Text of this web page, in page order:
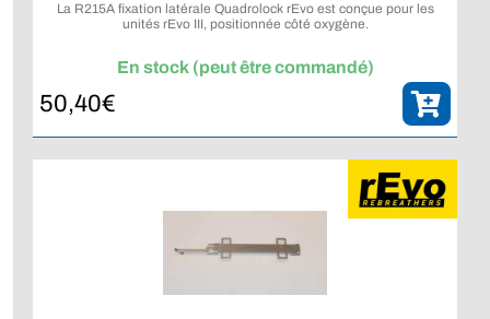
La R215A fixation latérale Quadrolock rEvo est conçue pour les
unités rEvo III, positionnée côté oxygène.
En stock (peut être commandé)
50,40€